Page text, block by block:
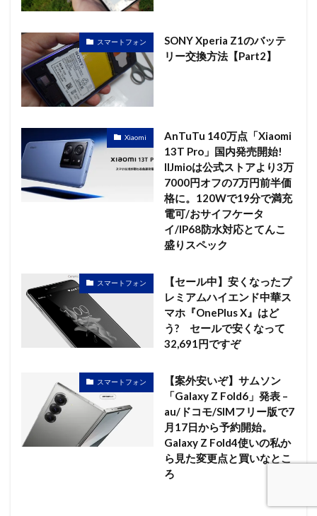
スマートフォン
SONY Xperia Z1のバッテ
リー交換方法【Part2】
Xiaomi
AnTuTu 140万点「Xiaomi
13T Pro」国内発売開始!
IIJmioは公式ストアより3万
7000円オフの7万円前半価
格に。120Wで19分で満充
電可/おサイフケータ
イ/IP68防水対応とてんこ
盛りスペック
スマートフォン
【セール中】安くなったプ
レミアムハイエンド中華ス
マホ『OnePlus X』はど
う? セールで安くなって
32,691円ですぞ
スマートフォン
【案外安いぞ】サムソン
「Galaxy Z Fold6」発表 –
au/ドコモ/SIMフリー版で7
月17日から予約開始。
Galaxy Z Fold4使いの私か
ら見た変更点と買いなとこ
ろ